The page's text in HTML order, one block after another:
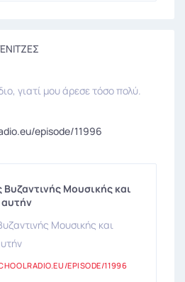
γιατί μου άρεσε τόσο πολύ.
episode/11996
Μουσικής και
Μουσικής και
EPISODE/11996